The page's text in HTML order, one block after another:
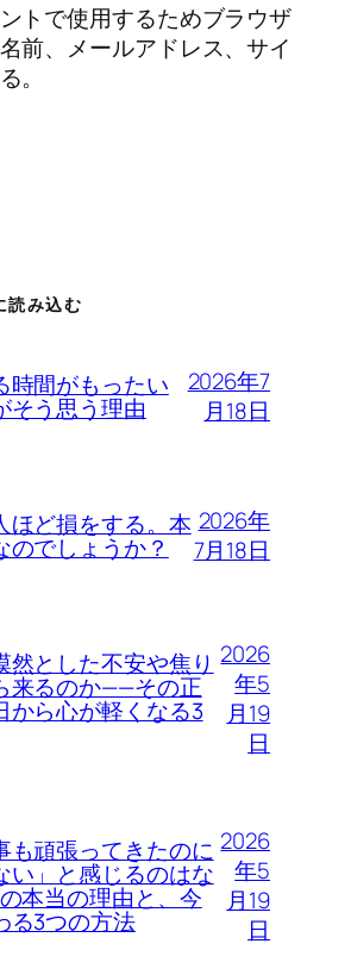
トで使用するためブラウザ
前、メールアドレス、サイ
。
読み込む
時間がもったい
そう思う理由
2026年7
月18日
ほど損をする。本
のでしょうか？
2026年
7月18日
然とした不安や焦り
来るのか——その正
から心が軽くなる3
2026
年5
月19
日
も頑張ってきたのに
い」と感じるのはな
本当の理由と、今
る3つの方法
2026
年5
月19
日